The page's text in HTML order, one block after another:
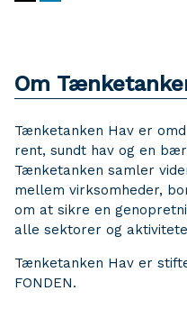
Om
Tænketanken Hav er
rent, sundt hav og en
Tænketanken samler
mellem virksomheder,
om at sikre en
alle sektorer og
Tænketanken Hav er
FONDEN.